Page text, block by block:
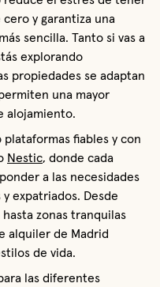
y garantiza una
sencilla. Tanto si vas a
explorando
propiedades se adaptan
una mayor
alojamiento.
fiables y con
Nestic, donde cada
a las necesidades
expatriados. Desde
zonas tranquilas
alquiler de Madrid
de vida.
las diferentes